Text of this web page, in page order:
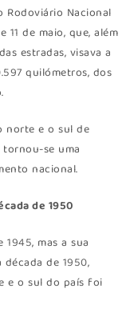
Rodoviário Nacional
11 de maio, que, além
estradas, visava a
quilómetros, dos
norte e o sul de
se uma
nacional.
de 1950
mas a sua
de 1950,
e o sul do país foi